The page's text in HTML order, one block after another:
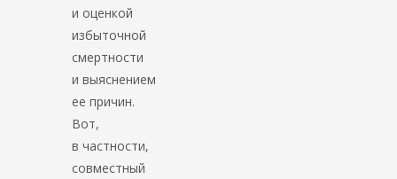
и оценкой
избыточной
смертности
и выяснением
ее причин.
Вот,
в частности,
совместный